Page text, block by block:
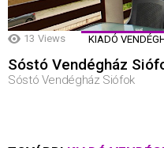
13 Views KIADÓ
Sóstó Vendégház
Sóstó Vendégház Siófok